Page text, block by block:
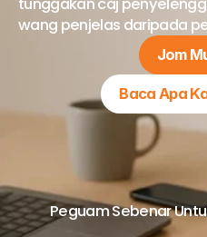
wang penjelas daripada
Jom
Baca Apa
Peguam Sebenar